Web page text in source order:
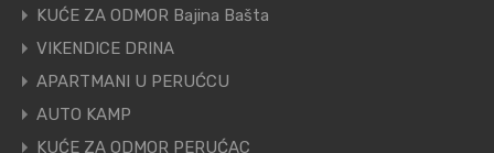
KUĆE ZA ODMOR Bajina Bašta
VIKENDICE DRINA
APARTMANI U PERUĆCU
AUTO KAMP
KUĆE ZA ODMOR PERUĆAC